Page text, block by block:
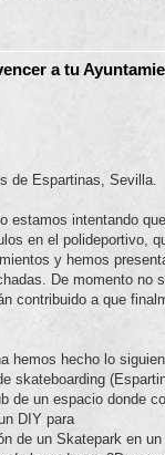
a tu
de Espartinas, Sevilla.
estamos intentando
en el polideportivo,
y hemos
De momento no
contribuido a que
hemos hecho lo
skateboarding
de un espacio donde
DIY para
de un Skatepark en